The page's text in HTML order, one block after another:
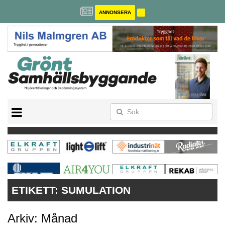
ANNONSERA
MILJÖBYGGNAD
NOLLCO2
CITYLAB
GREENBUILDING
ANNONSERA
ETIKETT: SUMULATION
Arkiv: Månad